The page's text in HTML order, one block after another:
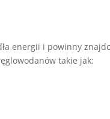
energii i powinny
takie jak: